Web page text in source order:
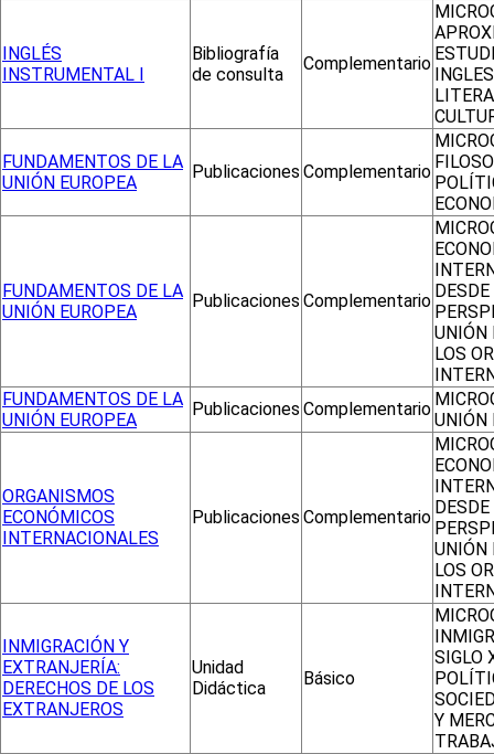
INGLÉS
INSTRUMENTAL I
Bibliografía
de consulta
Complementario
FUNDAMENTOS DE LA
UNIÓN EUROPEA
Publicaciones Complementario
FUNDAMENTOS DE LA
UNIÓN EUROPEA
Publicaciones Complementario
UNIÓN
LOS
FUNDAMENTOS DE LA
UNIÓN EUROPEA
Publicaciones Complementario
UNIÓN
ORGANISMOS
ECONÓMICOS
INTERNACIONALES
Publicaciones Complementario
UNIÓN
LOS
INMIGRACIÓN Y
EXTRANJERÍA:
DERECHOS DE LOS
EXTRANJEROS
Unidad
Didáctica
Básico
SIGLO
Y